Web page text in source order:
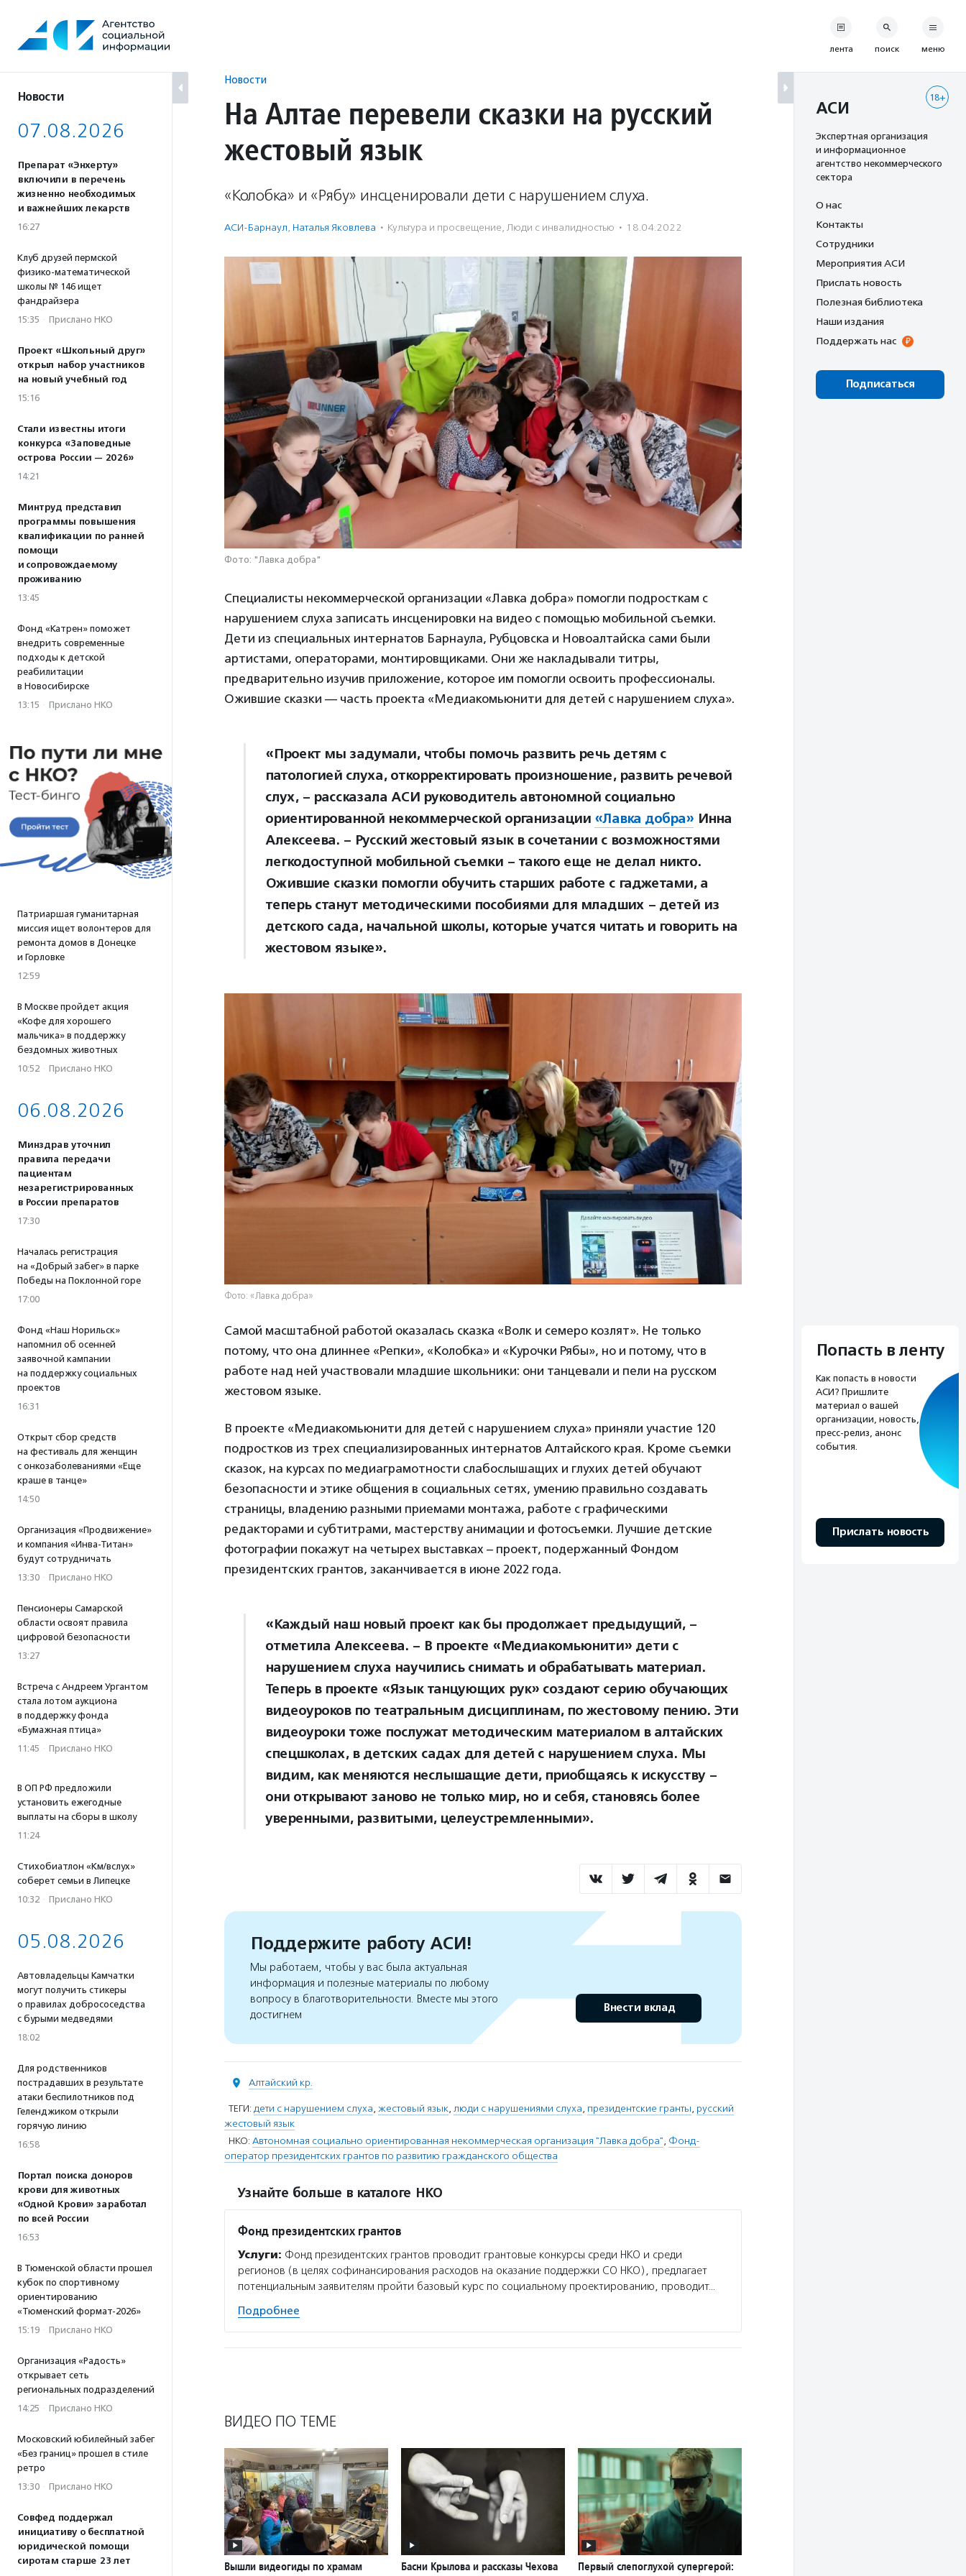
содержанию
Новости
07.08.2026
Препарат «Энхерту»
включили в перечень
жизненно необходимых
и важнейших лекарств
16:27
Клуб друзей пермской
физико-математической
школы № 146 ищет
фандрайзера
15:35 · Прислано НКО
Проект «Школьный друг»
открыл набор участников
на новый учебный год
15:16
Стали известны итоги
конкурса «Заповедные
острова России — 2026»
14:21
Минтруд представил
программы повышения
квалификации по ранней
помощи
и сопровождаемому
проживанию
13:45
Фонд «Катрен» поможет
внедрить современные
подходы к детской
реабилитации
в Новосибирске
13:15 · Прислано НКО
Патриаршая гуманитарная
миссия ищет волонтеров для
ремонта домов в Донецке
и Горловке
12:59
В Москве пройдет акция
«Кофе для хорошего
мальчика» в поддержку
бездомных животных
10:52 · Прислано НКО
06.08.2026
Минздрав уточнил
правила передачи
пациентам
незарегистрированных
в России препаратов
17:30
Началась регистрация
на «Добрый забег» в парке
Победы на Поклонной горе
17:00
Фонд «Наш Норильск»
напомнил об осенней
заявочной кампании
на поддержку социальных
проектов
16:31
Открыт сбор средств
на фестиваль для женщин
с онкозаболеваниями «Еще
краше в танце»
14:50
Организация «Продвижение»
и компания «Инва-Титан»
будут сотрудничать
13:30 · Прислано НКО
Пенсионеры Самарской
области освоят правила
цифровой безопасности
13:27
Встреча с Андреем Ургантом
стала лотом аукциона
в поддержку фонда
«Бумажная птица»
11:45 · Прислано НКО
В ОП РФ предложили
установить ежегодные
выплаты на сборы в школу
11:24
Стихобиатлон «Км/вслух»
соберет семьи в Липецке
10:32 · Прислано НКО
05.08.2026
Автовладельцы Камчатки
могут получить стикеры
о правилах добрососедства
с бурыми медведями
18:02
Для родственников
пострадавших в результате
атаки беспилотников под
Геленджиком открыли
горячую линию
16:58
Портал поиска доноров
крови для животных
«Одной Крови» заработал
по всей России
16:53
В Тюменской области прошел
кубок по спортивному
ориентированию
«Тюменский формат-2026»
15:19 · Прислано НКО
Организация «Радость»
открывает сеть
региональных подразделений
14:25 · Прислано НКО
Московский юбилейный забег
«Без границ» прошел в стиле
ретро
13:30 · Прислано НКО
Совфед поддержал
инициативу о бесплатной
юридической помощи
сиротам старше 23 лет
Новости
На Алтае перевели сказки на русский
жестовый язык
«Колобка» и «Рябу» инсценировали дети с нарушением слуха.
АСИ-Барнаул, Наталья Яковлева · Культура и просвещение, Люди с инвалидностью · 18.04.2022
Фото: "Лавка добра"
Специалисты некоммерческой организации «Лавка добра» помогли подросткам с
нарушением слуха записать инсценировки на видео с помощью мобильной съемки.
Дети из специальных интернатов Барнаула, Рубцовска и Новоалтайска сами были
артистами, операторами, монтировщиками. Они же накладывали титры,
предварительно изучив приложение, которое им помогли освоить профессионалы.
Ожившие сказки — часть проекта «Медиакомьюнити для детей с нарушением слуха».
«Проект мы задумали, чтобы помочь развить речь детям с
патологией слуха, откорректировать произношение, развить речевой
слух, – рассказала АСИ руководитель автономной социально
ориентированной некоммерческой организации «Лавка добра» Инна
Алексеева. – Русский жестовый язык в сочетании с возможностями
легкодоступной мобильной съемки – такого еще не делал никто.
Ожившие сказки помогли обучить старших работе с гаджетами, а
теперь станут методическими пособиями для младших – детей из
детского сада, начальной школы, которые учатся читать и говорить на
жестовом языке».
Фото: «Лавка добра»
Самой масштабной работой оказалась сказка «Волк и семеро козлят». Не только
потому, что она длиннее «Репки», «Колобка» и «Курочки Рябы», но и потому, что в
работе над ней участвовали младшие школьники: они танцевали и пели на русском
жестовом языке.
В проекте «Медиакомьюнити для детей с нарушением слуха» приняли участие 120
подростков из трех специализированных интернатов Алтайского края. Кроме съемки
сказок, на курсах по медиаграмотности слабослышащих и глухих детей обучают
безопасности и этике общения в социальных сетях, умению правильно создавать
страницы, владению разными приемами монтажа, работе с графическими
редакторами и субтитрами, мастерству анимации и фотосъемки. Лучшие детские
фотографии покажут на четырех выставках – проект, подержанный Фондом
президентских грантов, заканчивается в июне 2022 года.
«Каждый наш новый проект как бы продолжает предыдущий, –
отметила Алексеева. – В проекте «Медиакомьюнити» дети с
нарушением слуха научились снимать и обрабатывать материал.
Теперь в проекте «Язык танцующих рук» создают серию обучающих
видеоуроков по театральным дисциплинам, по жестовому пению. Эти
видеоуроки тоже послужат методическим материалом в алтайских
спецшколах, в детских садах для детей с нарушением слуха. Мы
видим, как меняются неслышащие дети, приобщаясь к искусству –
они открывают заново не только мир, но и себя, становясь более
уверенными, развитыми, целеустремленными».
Поддержите работу АСИ!
Мы работаем, чтобы у вас была актуальная
информация и полезные материалы по любому
вопросу в благотворительности. Вместе мы этого
достигнем
Внести вклад
Алтайский кр.
ТЕГИ: дети с нарушением слуха, жестовый язык, люди с нарушениями слуха, президентские гранты, русский
жестовый язык
НКО: Автономная социально ориентированная некоммерческая организация "Лавка добра", Фонд-
оператор президентских грантов по развитию гражданского общества
Узнайте больше в каталоге НКО
Фонд президентских грантов
Услуги: Фонд президентских грантов проводит грантовые конкурсы среди НКО и среди
регионов (в целях софинансирования расходов на оказание поддержки СО НКО), предлагает
потенциальным заявителям пройти базовый курс по социальному проектированию, проводит…
Подробнее
ВИДЕО ПО ТЕМЕ
Вышли видеогиды по храмам
Басни Крылова и рассказы Чехова
Первый слепоглухой супергерой:
лента поиск меню
18+
АСИ
Экспертная организация
и информационное
агентство некоммерческого
сектора
О нас
Контакты
Сотрудники
Мероприятия АСИ
Прислать новость
Полезная библиотека
Наши издания
Поддержать нас
Подписаться
Попасть в ленту
Как попасть в новости
АСИ? Пришлите
материал о вашей
организации, новость,
пресс-релиз, анонс
события.
Прислать новость